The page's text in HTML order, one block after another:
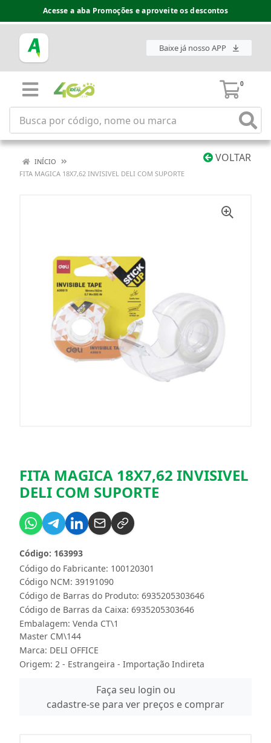
Acesse a aba Promoções e aproveite os descontos
Baixe já nosso APP
0
VOLTAR
INÍCIO
FITA MAGICA 18X7,62 INVISIVEL DELI COM SUPORTE
FITA MAGICA 18X7,62 INVISIVEL
DELI COM SUPORTE
Código do Fabricante: 100120301
Código: 163993
Código NCM: 39191090
Código de Barras do Produto: 6935205303646
Código de Barras da Caixa: 6935205303646
Embalagem: Venda CT\1
Master CM\144
Marca: DELI OFFICE
Origem: 2 - Estrangeira - Importação Indireta
Faça seu login ou
cadastre-se para ver preços e comprar